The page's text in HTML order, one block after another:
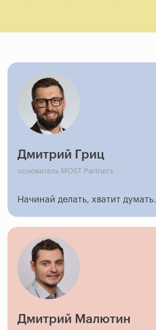
Дмитрий Гриц
основатель MOST Partners
Начинай делать, хватит думать.
Дмитрий Малютин